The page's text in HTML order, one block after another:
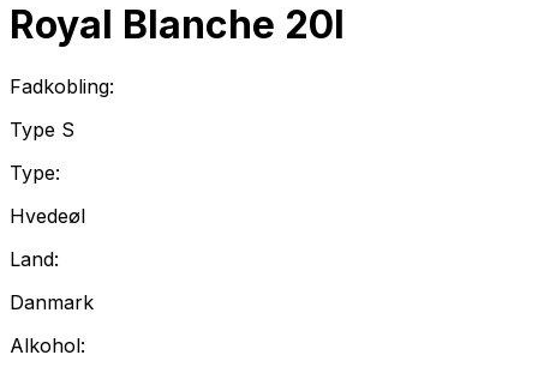
Royal Blanche 20l
Fadkobling:
Type S
Type:
Hvedeøl
Land:
Danmark
Alkohol: